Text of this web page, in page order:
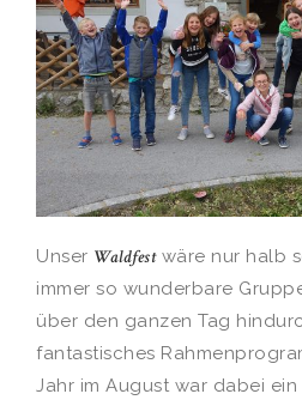
Unser Waldfestwäre nur halb
immer so wunderbare
über den ganzen Tag
fantastisches
Jahr im August war dabei